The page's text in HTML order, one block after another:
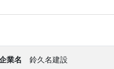
業名 鈴久名建設